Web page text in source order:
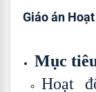
Giáo án
Mục
Hoạt